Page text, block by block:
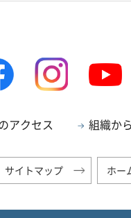
アクセス 組織か
サイトマップ ホー